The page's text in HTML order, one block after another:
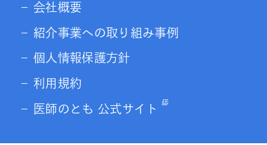
会社概要
紹介事業への取り組み事例
個人情報保護方針
利用規約
医師のとも 公式サイト